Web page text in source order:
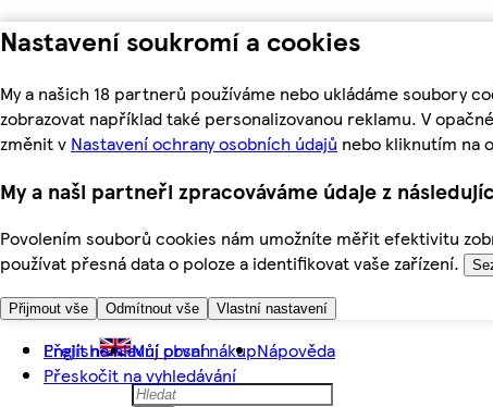
Nastavení soukromí a cookies
My a našich 18 partnerů používáme nebo ukládáme soubory
zobrazovat například také personalizovanou reklamu. V
změnit v Nastavení ochrany osobních údajů nebo kliknutím na
My a naši partneři zpracováváme údaje z
Povolením souborů cookies nám umožníte měřit efektivitu
používat přesná data o poloze a identifikovat vaše zařízení.
Přijmout vše Odmítnout vše Vlastní nastavení
Přejít na hlavní obsah
Přeskočit na vyhledávání
English Můj první nákupNápověda